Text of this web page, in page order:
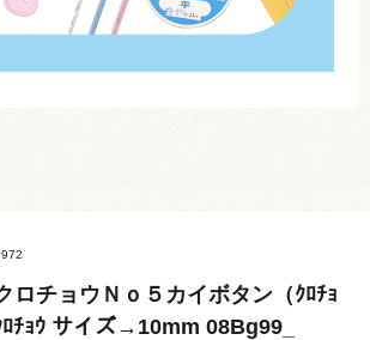
ロチョウＮｏ５カイボタン（ｸﾛﾁｮ
ﾁｮｳ サイズ→10mm 08Bg99_